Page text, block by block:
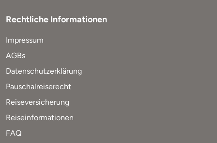
Rechtliche Informationen
Impressum
AGBs
Datenschutzerklärung
Pauschalreiserecht
Reiseversicherung
Reiseinformationen
FAQ